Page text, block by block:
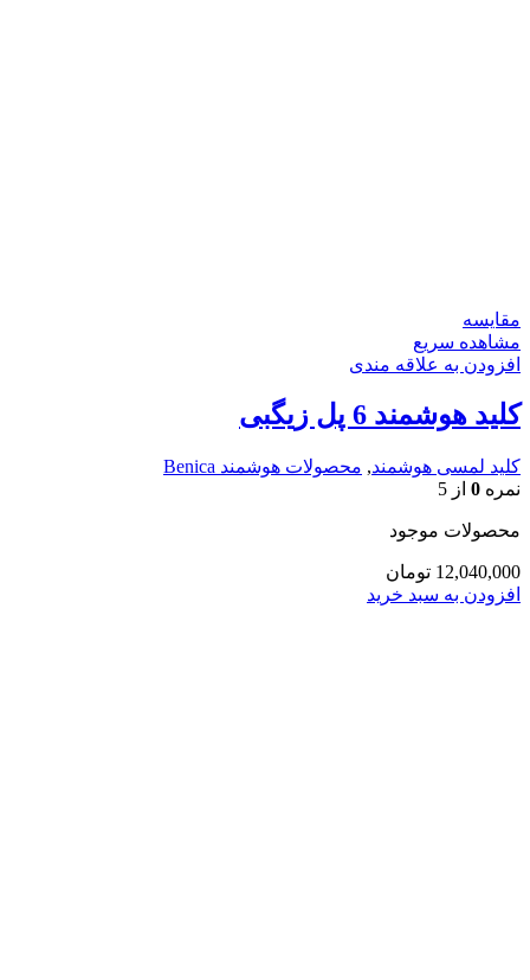
مقایسه
مشاهده سریع
افزودن به علاقه مندی
کلید هوشمند 6 پل زیگبی
کلید لمسی هوشمند, محصولات هوشمند Benica
نمره 0 از 5
محصولات موجود
12,040,000 تومان
افزودن به سبد خرید